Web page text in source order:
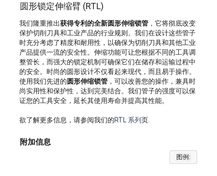
圆形锁定伸缩臂 (RTL)
我们隆重推出获得专利的全新圆形伸缩锁管 ，它将彻底改变
保护切削刀具和工业产品的行业规则。我们在设计这些管子
时充分考虑了精度和耐用性，以确保为切削刀具和其他工业
产品提供一流的安全性。伸缩功能可让您根据不同的工具调
整管长，而强大的锁定机制可确保它们在储存和运输过程中
的安全。时尚的圆形设计不仅看起来现代，而且易于操作。
使用我们先进的圆形伸缩锁管 ，可以改善您的操作，兼具时
尚实用性和保护性，达到完美结合。我们管子的强度可以保
证您的工具安全，延长其使用寿命并提高其性能。
欲了解更多信息，请参阅我们的RTL 系列页.
附加信息
图例: